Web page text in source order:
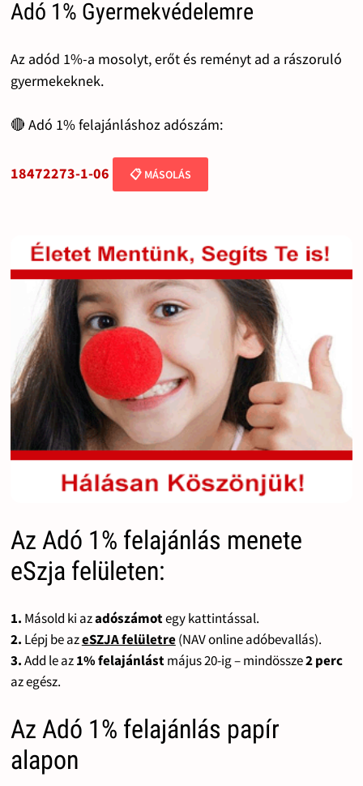
Adó 1% Gyermekvédelemre
Az adód 1%-a mosolyt, erőt és reményt ad a rászoruló
gyermekeknek.
🔴 Adó 1% felajánláshoz adószám:
18472273-1-06 📋 MÁSOLÁS
Az Adó 1% felajánlás menete
eSzja felületen:
1. Másold ki azadószámotegy kattintással.
2. Lépj be azeSZJA felületre(NAV online adóbevallás).
3.Add le az1% felajánlástmájus 20-ig – mindössze2 perc
az egész.
Az Adó 1% felajánlás papír
alapon